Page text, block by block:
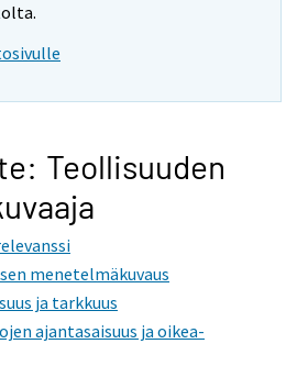
Teollisuuden
menetelmäkuvaus
ja tarkkuus
ajantasaisuus ja oikea-